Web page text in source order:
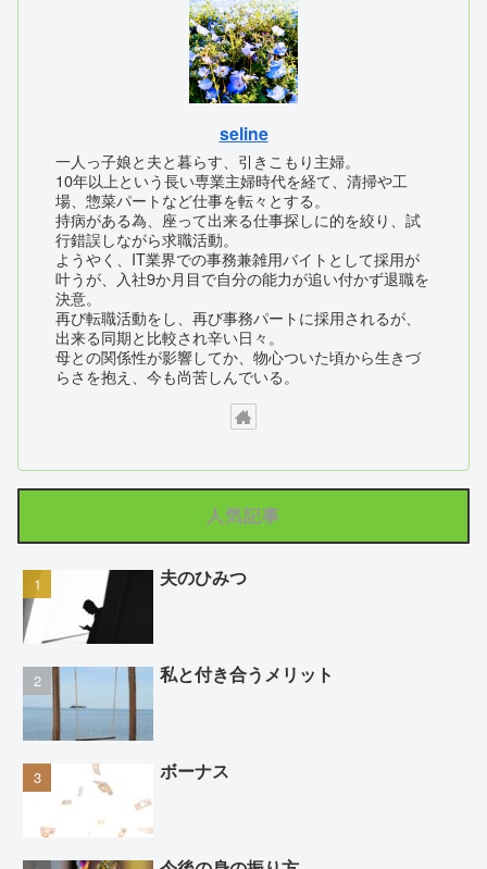
seline
一人っ子娘と夫と暮らす、引きこもり主婦。
10年以上という長い専業主婦時代を経て、清掃や工
場、惣菜パートなど仕事を転々とする。
持病がある為、座って出来る仕事探しに的を絞り、試
行錯誤しながら求職活動。
ようやく、IT業界での事務兼雑用バイトとして採用が
叶うが、入社9か月目で自分の能力が追い付かず退職を
決意。
再び転職活動をし、再び事務パートに採用されるが、
出来る同期と比較され辛い日々。
母との関係性が影響してか、物心ついた頃から生きづ
らさを抱え、今も尚苦しんでいる。
人気記事
夫のひみつ
私と付き合うメリット
ボーナス